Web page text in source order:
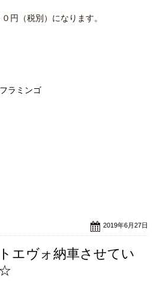
円（税別）になります。
ラミンゴ
2019年6月27日
エヴォ納車させてい
☆